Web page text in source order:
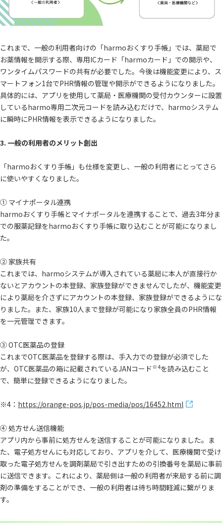
これまで、一般の利用者向けの「harmoおくすり手帳」では、薬局で
お薬情報を開示する際、専用ICカード「harmoカード」での開示や、
ワンタイムパスワードの共有が必要でした。今後は機能変更により、ス
マートフォン1台でPHR情報の管理や開示ができるようになりました。
具体的には、アプリを使用して薬局・医療機関の受付カウンターに設置
しているharmo専用二次元コードを読み込むだけで、harmoシステム
に瞬時にPHR情報を表示できるようになりました。
3. 一般の利用者のメリット創出
「harmoおくすり手帳」も仕様を変更し、一般の利用者にとってさら
に使いやすくなりました。
① マイナポータル連携
harmoおくすり手帳とマイナポータルを連携することで、過去3年分ま
での服薬記録をharmoおくすり手帳に取り込むことが可能になりまし
た。
② 家族共有
これまでは、harmoシステムが導入されている薬局に本人が直接行か
ないとアカウントの本登録、家族登録ができませんでしたが、機能変更
により薬局を介さずにアカウントの本登録、家族登録ができるようにな
りました。また、家族10人まで登録が可能になり家族全員のPHR情報
を一元管理できます。
③ OTC医薬品の登録
これまでOTC医薬品を登録する際は、手入力での登録が必須でした
が、OTC医薬品の箱に記載されているJANコード ※4を読み込むこと
で、簡単に登録できるようになりました。
※4： https://orange-pos.jp/pos-media/pos/16452.html
④ 処方せん送信機能
アプリ内から事前に処方せんを送信することが可能になりました。ま
た、電子処方せんにも対応しており、アプリを介して、医療機関で受け
取った電子処方せんを調剤薬局で引き出すための引換番号を薬局に事前
に送信できます。これにより、薬局側は一般の利用者が来局する前に調
剤の準備をすることができ、一般の利用者は待ち時間軽減に繋がりま
す。